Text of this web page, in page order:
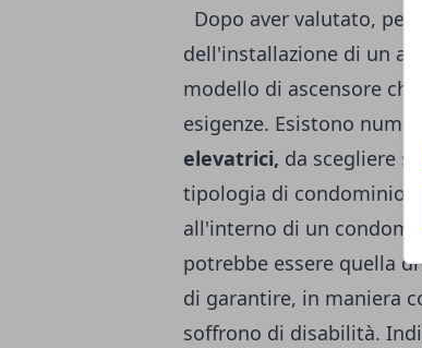
Dopo aver valutato, per
dell'installazione di un
modello di ascensore
esigenze. Esistono
elevatrici, da scegliere
tipologia di condominio
all'interno di un
potrebbe essere quella
di garantire, in maniera
soffrono di disabilità.